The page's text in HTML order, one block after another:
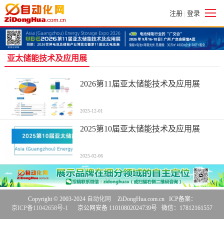
注册 | 登录
亚太储能技术及应用展
2026第11届亚太储能技术及应用展
2025-12-01
2025第10届亚太储能技术及应用展
2025-02-06
Copyright © 2003-2024 自动化网
ZiDongHua.com.cn ICP备案：
京ICP备11042658号-1
京公网安备 11010802024739号 微信：17812161557